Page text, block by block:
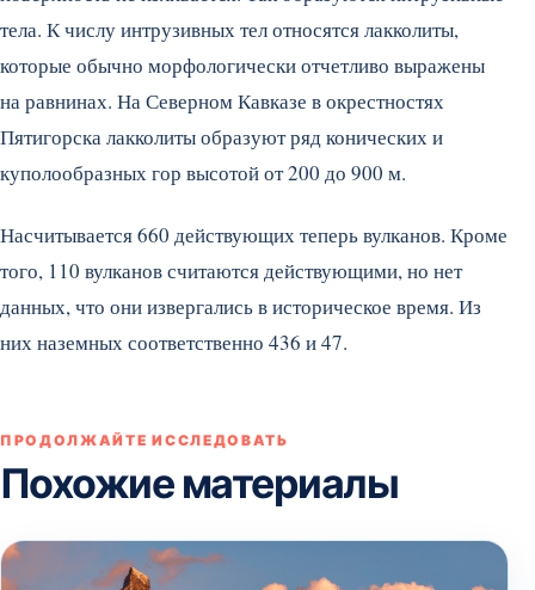
тела. К числу интрузивных тел относятся лакколиты,
которые обычно морфологически отчетливо выражены
на равнинах. На Северном Кавказе в окрестностях
Пятигорска лакколиты образуют ряд конических и
куполообразных гор высотой от 200 до 900 м.
Насчитывается 660 действующих теперь вулканов. Кроме
того, 110 вулканов считаются действующими, но нет
данных, что они извергались в историческое время. Из
них наземных соответственно 436 и 47.
ПРОДОЛЖАЙТЕ ИССЛЕДОВАТЬ
Похожие материалы